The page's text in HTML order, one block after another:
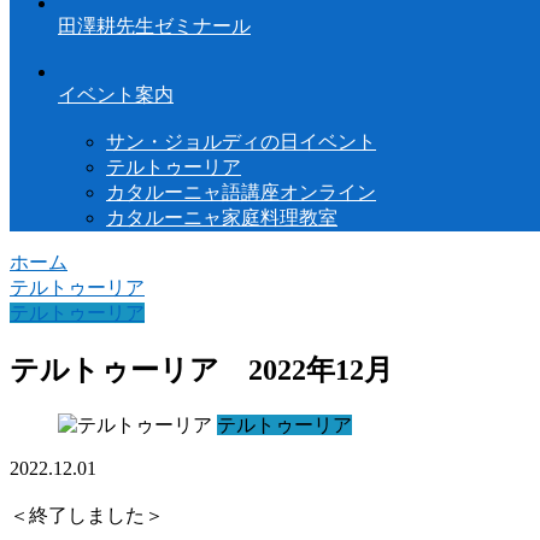
田澤耕先生ゼミナール
イベント案内
サン・ジョルディの日イベント
テルトゥーリア
カタルーニャ語講座オンライン
カタルーニャ家庭料理教室
ホーム
テルトゥーリア
テルトゥーリア
テルトゥーリア 2022年12月
テルトゥーリア
2022.12.01
＜終了しました＞